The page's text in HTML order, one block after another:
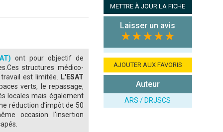
ont pour objectif de
structures médico-
est limitée.
L'ESAT
verts, le repassage,
locales mais également
réduction d’impôt de 50
occasion l'insertion
METTRE À JOUR LA FICHE
Laisser un avis
★★★★★
AJOUTER AUX FAVORIS
Auteur
ARS / DRJSCS